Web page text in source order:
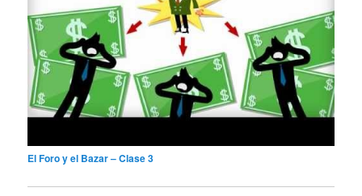
El Foro y el Bazar – Clase 3